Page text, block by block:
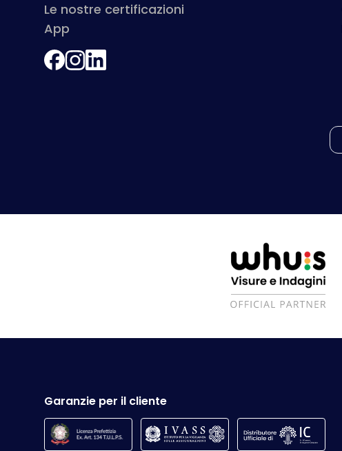
Le nostre certificazioni
App
Garanzie per il cliente